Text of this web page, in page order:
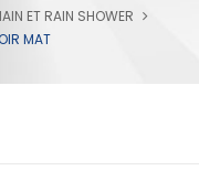
ET RAIN SHOWER
MAT